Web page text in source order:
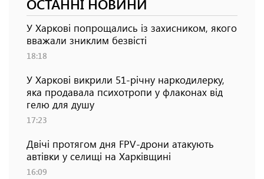
У Харкові попрощались із захисником, якого
вважали зниклим безвісті
18:18
У Харкові викрили 51-річну наркодилерку,
яка продавала психотропи у флаконах від
гелю для душу
17:23
Двічі протягом дня FPV-дрони атакують
автівки у селищі на Харківщині
16:09